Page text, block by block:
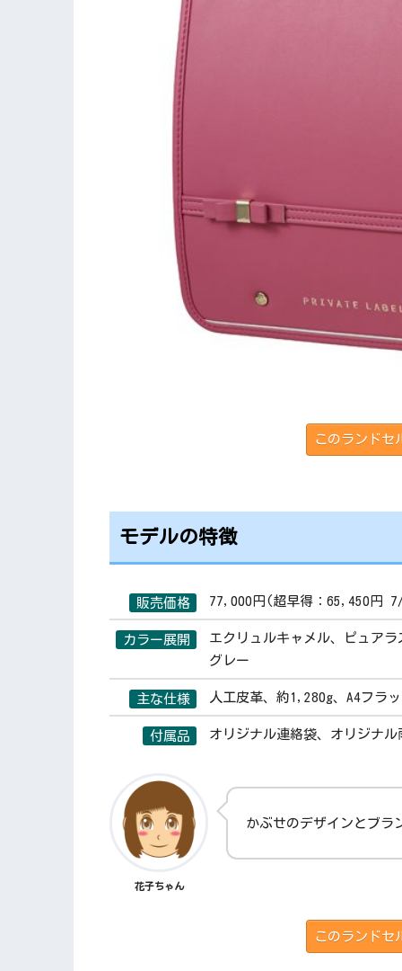
このランドセ
モデルの特徴
販売価格 77,000円(超早得：65,450円
カラー展開
エクリュルキャメル、ピュア
グレー
主な仕様 人工皮革、約1,280g、A4フラ
付属品 オリジナル連絡袋、オリジナ
花子ちゃん
かぶせのデザインとブラ
このランドセ